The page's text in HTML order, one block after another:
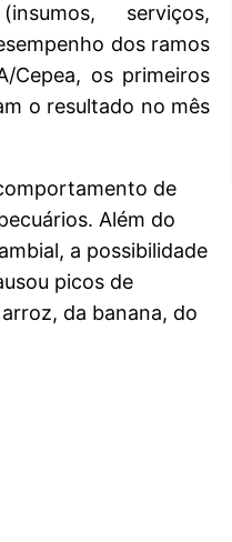
serviços,
dos ramos
Cepea, os primeiros
o resultado no mês
de
Além do
a possibilidade
picos de
da banana, do